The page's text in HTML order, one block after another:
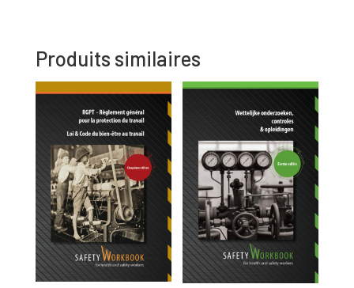
Produits similaires